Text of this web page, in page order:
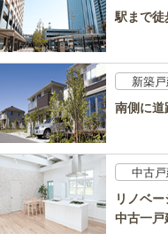
駅まで
新築
南側に
中古
リノベ
中古一戸